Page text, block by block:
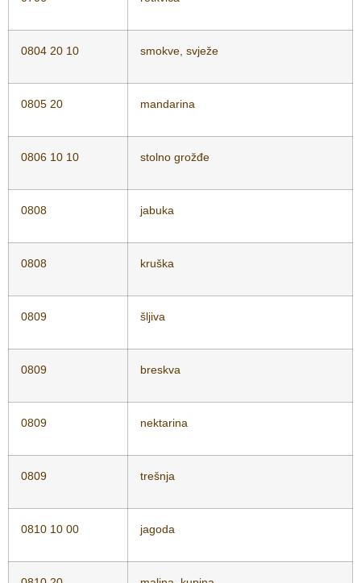
0804 20 10 smokve, svježe
0805 20 mandarina
0806 10 10 stolno grožđe
0808 jabuka
0808 kruška
0809 šljiva
0809 breskva
0809 nektarina
0809 trešnja
0810 10 00 jagoda